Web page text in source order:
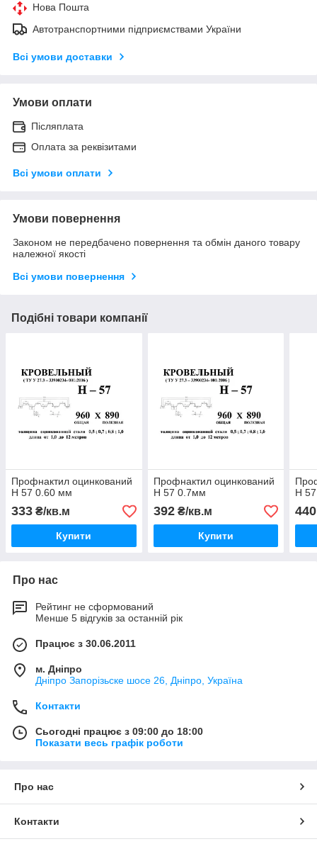
Нова Пошта
Автотранспортними підприємствами України
Всі умови доставки
Умови оплати
Післяплата
Оплата за реквізитами
Всі умови оплати
Умови повернення
Законом не передбачено повернення та обмін даного товару
належної якості
Всі умови повернення
Подібні товари компанії
Профнактил оцинкований
Н 57 0.60 мм
333 ₴/кв.м
Купити
Профнактил оцинкований
Н 57 0.7мм
392₴/кв.м
Купити
Н
440
Про нас
Рейтинг не сформований
Менше 5 відгуків за останній рік
Працює з 30.06.2011
м. Дніпро
Дніпро Запорізьске шосе 26, Дніпро, Україна
Контакти
Сьогодні працює з 09:00 до 18:00
Показати весь графік роботи
Про нас
Контакти